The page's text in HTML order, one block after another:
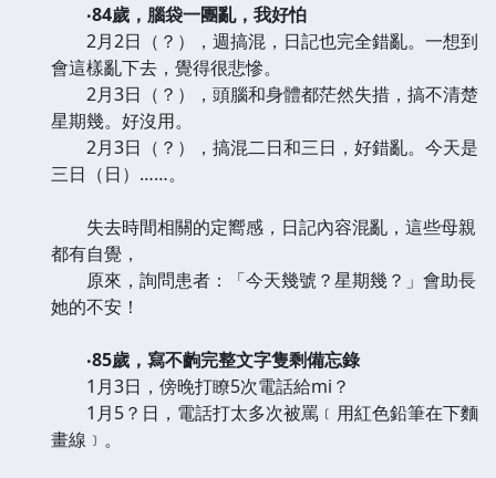
‧84歲，腦袋一團亂，我好怕
2月2日（？），週搞混，日記也完全錯亂。一想到
會這樣亂下去，覺得很悲慘。
2月3日（？），頭腦和身體都茫然失措，搞不清楚
星期幾。好沒用。
2月3日（？），搞混二日和三日，好錯亂。今天是
三日（日）……。
失去時間相關的定嚮感，日記內容混亂，這些母親
都有自覺，
原來，詢問患者：「今天幾號？星期幾？」會助長
她的不安！
‧85歲，寫不齣完整文字隻剩備忘錄
1月3日，傍晚打瞭5次電話給mi？
1月5？日，電話打太多次被罵﹝用紅色鉛筆在下麵
畫線﹞。